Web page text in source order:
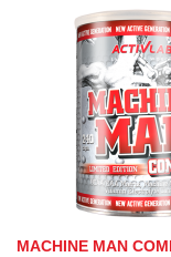
MACHINE MAN